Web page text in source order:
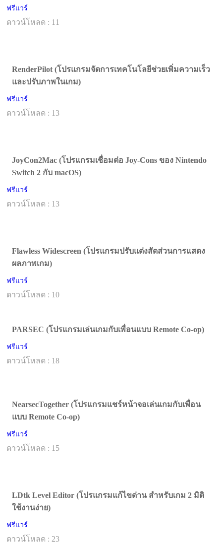
ฟรีแวร์
ดาวน์โหลด : 11
RenderPilot (โปรแกรมจัดการเทคโนโลยีช่วยเพิ่มความเร็ว
และปรับภาพในเกม)
ฟรีแวร์
ดาวน์โหลด : 13
JoyCon2Mac (โปรแกรมเชื่อมต่อ Joy-Cons ของ Nintendo
Switch 2 กับ macOS)
ฟรีแวร์
ดาวน์โหลด : 13
Flawless Widescreen (โปรแกรมปรับแต่งสัดส่วนการแสดง
ผลภาพเกม)
ฟรีแวร์
ดาวน์โหลด : 10
PARSEC (โปรแกรมเล่นเกมกับเพื่อนแบบ Remote Co-op)
ฟรีแวร์
ดาวน์โหลด : 18
NearsecTogether (โปรแกรมแชร์หน้าจอเล่นเกมกับเพื่อน
แบบ Remote Co-op)
ฟรีแวร์
ดาวน์โหลด : 15
LDtk Level Editor (โปรแกรมแก้ไขด่าน สำหรับเกม 2 มิติ
ใช้งานง่าย)
ฟรีแวร์
ดาวน์โหลด : 23